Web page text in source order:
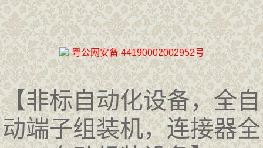
粤公网安备 44190002002952号
【非标自动化设备，全自
动端子组装机，连接器全